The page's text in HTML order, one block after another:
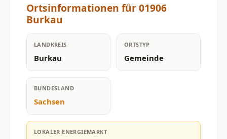
Ortsinformationen für 01906
Burkau
LANDKREIS
Burkau
ORTSTYP
Gemeinde
BUNDESLAND
Sachsen
LOKALER ENERGIEMARKT